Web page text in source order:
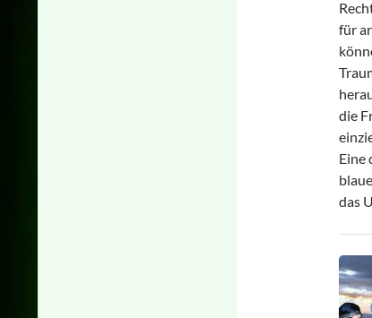
für
die
Eine
das